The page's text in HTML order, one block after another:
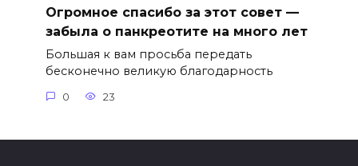
Огромное спасибо за этот совет —
забыла о панкреотите на много лет
Большая к вам просьба передать
бесконечно великую благодарность
0 23